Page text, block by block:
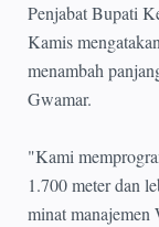
Penjabat Bupati
Kamis
menambah
Gwamar.
"Kami
1.700 meter dan
minat